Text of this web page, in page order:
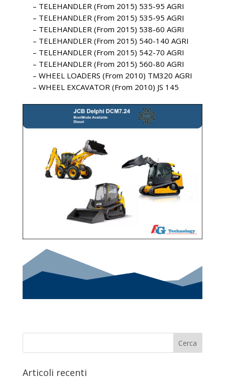
– TELEHANDLER (From 2015) 535-95 AGRI
– TELEHANDLER (From 2015) 535-95 AGRI
– TELEHANDLER (From 2015) 538-60 AGRI
– TELEHANDLER (From 2015) 540-140 AGRI
– TELEHANDLER (From 2015) 542-70 AGRI
– TELEHANDLER (From 2015) 560-80 AGRI
– WHEEL LOADERS (From 2010) TM320 AGRI
– WHEEL EXCAVATOR (From 2010) JS 145
Articoli recenti